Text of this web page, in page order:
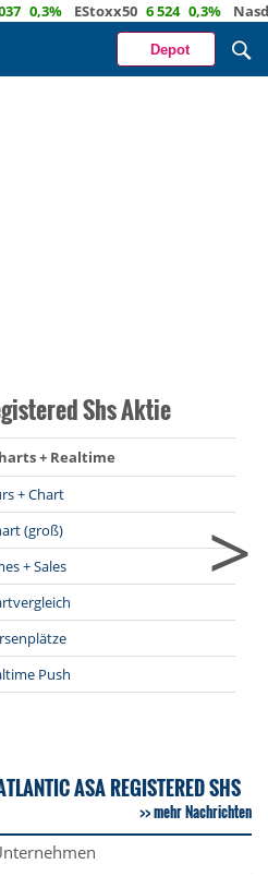
0,3% EStoxx50 6 524 0,3% Nasdaq
Depot
Shs Aktie
+ Realtime
+ Chart
(groß)
+ Sales
Push
>
ASA REGISTERED SHS
mehr Nachrichten